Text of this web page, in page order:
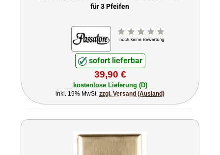
für 3 Pfeifen
sofort lieferbar
39,90 €
kostenlose Lieferung (D)
inkl. 19% MwSt. zzgl. Versand (Ausland)